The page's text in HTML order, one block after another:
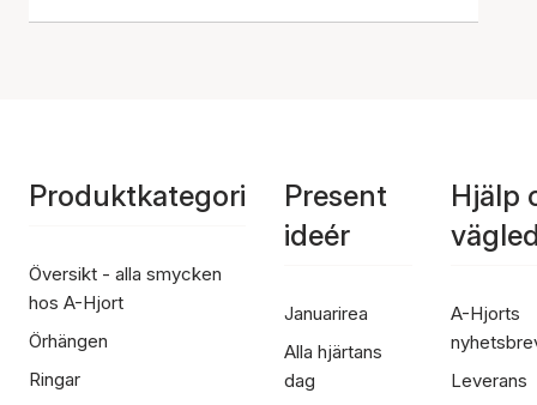
Produktkategori
Översikt - alla smycken
hos A-Hjort
Örhängen
Ringar
Present
ideér
Januarirea
Alla hjärtans
dag
Hjälp
A-Hjorts
Leverans